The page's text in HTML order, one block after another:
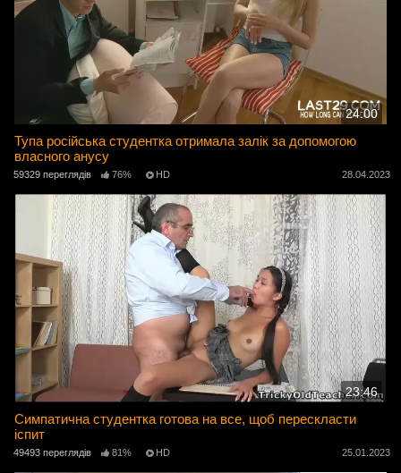
24:00
Тупа російська студентка отримала залік за допомогою
власного анусу
59329 переглядів 76% HD 28.04.2023
23:46
Симпатична студентка готова на все, щоб перескласти
іспит
49493 переглядів 81% HD 25.01.2023